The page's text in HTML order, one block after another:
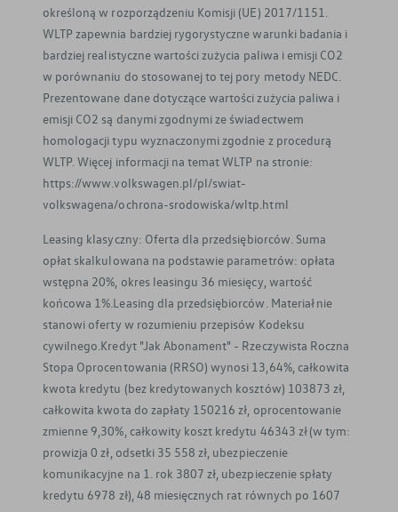
określoną w rozporządzeniu Komisji (UE) 2017/1151.
WLTP zapewnia bardziej rygorystyczne warunki badania i
bardziej realistyczne wartości zużycia paliwa i emisji CO2
w porównaniu do stosowanej to tej pory metody NEDC.
Prezentowane dane dotyczące wartości zużycia paliwa i
emisji CO2 są danymi zgodnymi ze świadectwem
homologacji typu wyznaczonymi zgodnie z procedurą
WLTP. Więcej informacji na temat WLTP na stronie:
https://www.volkswagen.pl/pl/swiat-
volkswagena/ochrona-srodowiska/wltp.html
Leasing klasyczny: Oferta dla przedsiębiorców. Suma
opłat skalkulowana na podstawie parametrów: opłata
wstępna 20%, okres leasingu 36 miesięcy, wartość
końcowa 1%.Leasing dla przedsiębiorców. Materiał nie
stanowi oferty w rozumieniu przepisów Kodeksu
cywilnego.Kredyt "Jak Abonament" - Rzeczywista Roczna
Stopa Oprocentowania (RRSO) wynosi 13,64%, całkowita
kwota kredytu (bez kredytowanych kosztów) 103873 zł,
całkowita kwota do zapłaty 150216 zł, oprocentowanie
zmienne 9,30%, całkowity koszt kredytu 46343 zł (w tym:
prowizja 0 zł, odsetki 35 558 zł, ubezpieczenie
komunikacyjne na 1. rok 3807 zł, ubezpieczenie spłaty
kredytu 6978 zł), 48 miesięcznych rat równych po 1607